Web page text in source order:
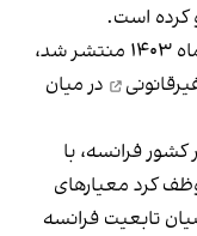
کرده است.
بر اساس نتایج یک پژوهش جدید که مهرماه ۱۴۰۳ منتشر شد،
در میان
وزیر کشور فرانسه، با
کرد معیارهای
تابعیت فرانسه